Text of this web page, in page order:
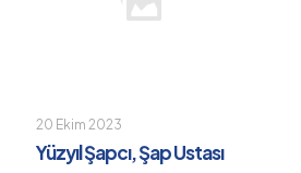
20 Ekim 2023
Yüzyıl Şapcı, Şap Ustası